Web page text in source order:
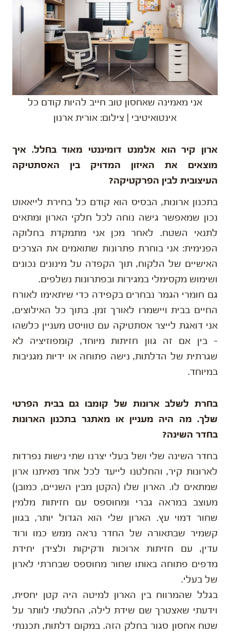
אני מאמינה שאחסון טוב חייב להיות קודם כל
אינטואיטיבי | צילום: אורית ארנון
ארון קיר הוא אלמנט דומיננטי מאוד בחלל. איך
מוצאים את האיזון המדויק בין האסתטיקה
העיצובית לבין הפרקטיקה?
בתכנון ארונות, הבסיס הוא קודם כל בחירת לייאאוט
נכון שמאפשר גישה נוחה לכל חלקי הארון ומתאים
לתנאי השטח. לאחר מכן אני מתמקדת בחלוקה
הפנימית: אני בוחרת פתרונות שתואמים את הצרכים
האישיים של הלקוח, תוך הקפדה על מינונים נכונים
ושימוש מקסימלי במגירות ובפתרונות נשלפים.
גם חומרי הגמר נבחרים בקפידה כדי שיתאימו לאורח
החיים בבית ויישמרו לאורך זמן. בתוך כל האילוצים,
אני דואגת לייצר אסתטיקה עם טוויסט מעניין כלשהו
– בין אם זה גוון חזיתות מיוחד, קומפוזיציה לא
שגרתית של הדלתות, נישה פתוחה או ידיות מגניבות
במיוחד.
בחרת לשלב ארונות של קומבו גם בבית הפרטי
שלך. מה היה מעניין או מאתגר בתכנון הארונות
בחדר השינה?
בחדר השינה שלי ושל בעלי יצרנו שתי נישות נפרדות
לארונות קיר, והחלטנו לייעד לכל אחד מאיתנו ארון
שמתאים לו. הארון שלו (הקטן מבין השניים, כמובן)
מעוצב במראה גברי ומחוספס עם חזיתות מלמין
שחור דמוי עץ. הארון שלי הוא הגדול יותר, בגוון
קשמיר שבתאורה של החדר נראה ממש כמו ורוד
עדין, עם חזיתות ארוכות ודקיקות ולצידן יחידת
מדפים פתוחה באותו שחור מחוספס שבחרתי לארון
של בעלי.
בגלל שהמרווח בין הארון למיטה היה קטן יחסית,
וידעתי שאצטרך שם שידת לילה, החלטתי לוותר על
שטח אחסון סגור בחלק הזה. במקום דלתות, תכננתי